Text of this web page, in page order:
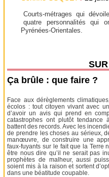
Courts-métrages qui
quatre personnalités qui
Pyrénées-Orientales.
Ça brûle : que faire ?
Face aux dérèglements
écolos : tout citoyen vivant avec
d’avoir un avis qui prend en
catastrophes ont plutôt tendance
battent des records. Avec les
de prendre les choses au sérieux,
manœuvre, de construire une
faux-fuyants sur le fait que la Terre
être nous dire qu’il ne serait pas
prophètes de malheur, aussi
soient mis à la raison et sortent
dans une béatitude coupable.